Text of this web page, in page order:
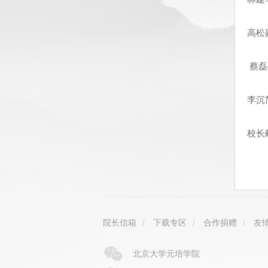
高松
蔡
李沉
校长
院长信箱 / 下载专区 / 合作捐赠 / 友
北京大学元培学院